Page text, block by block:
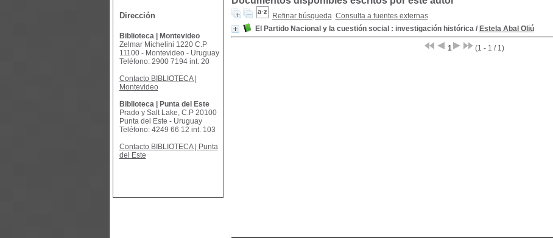
Refinar búsqueda Consulta a fuentes externas
El Partido Nacional y la cuestión social : investigación histórica/ Estela Abal Oliú
1 (1 - 1 / 1)
Dirección
Biblioteca | Montevideo
Zelmar Michelini 1220 C.P
11100 - Montevideo - Uruguay
Teléfono: 2900 7194 int. 20
Contacto BIBLIOTECA |
Montevideo
Biblioteca | Punta del Este
Prado y Salt Lake, C.P 20100
Punta del Este - Uruguay
Teléfono: 4249 66 12 int. 103
Contacto BIBLIOTECA | Punta
del Este